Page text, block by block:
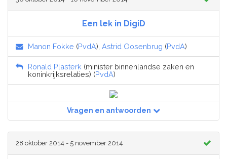
Een lek in DigiD
Manon Fokke (PvdA), Astrid Oosenbrug (PvdA)
Ronald Plasterk (minister binnenlandse zaken en
koninkrijksrelaties) (PvdA)
Vragen en antwoorden
28 oktober 2014 - 5 november 2014